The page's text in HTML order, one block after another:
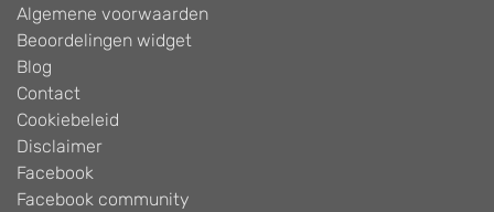
Algemene voorwaarden
Beoordelingen widget
Blog
Contact
Cookiebeleid
Disclaimer
Facebook
Facebook community